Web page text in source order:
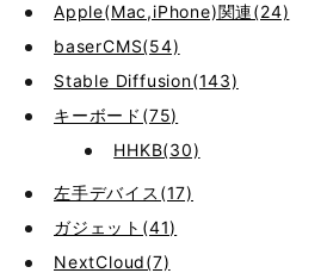
Apple(Mac,iPhone)関連(24)
baserCMS(54)
Stable Diffusion(143)
キーボード(75)
HHKB(30)
左手デバイス(17)
ガジェット(41)
NextCloud(7)